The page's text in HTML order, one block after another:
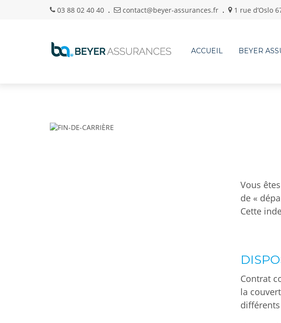
03 88 02 40 40 contact@beyer-assurances.fr 1 rue d’Oslo
ACCUEIL BEYER
Vous
de «
Cette
Contrat
la